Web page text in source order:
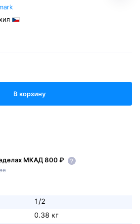
В корзину
МКАД 800 ₽
1/2
0.38 кг